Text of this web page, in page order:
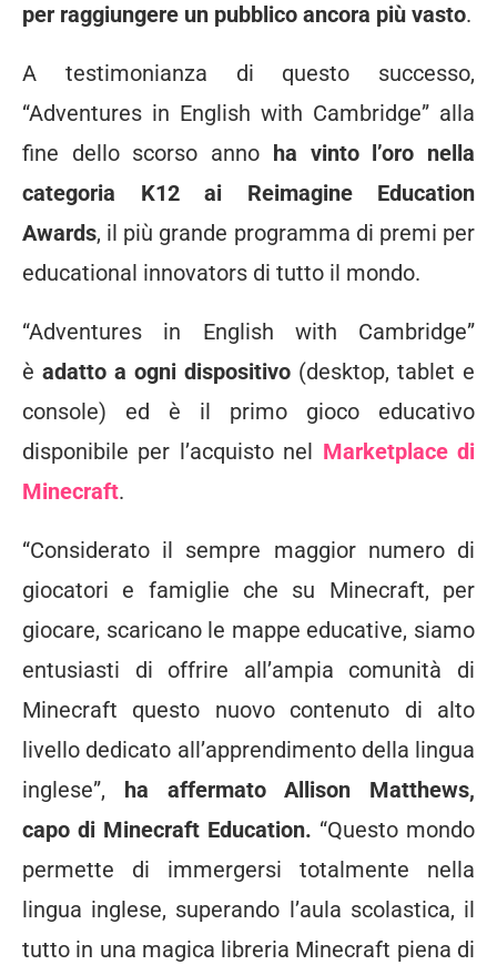
per raggiungere un pubblico ancora più vasto.
A testimonianza di questo successo,
“Adventures in English with Cambridge” alla
fine dello scorso anno
ha vinto l’oro nella
categoria K12 ai Reimagine Education
Awards, il più grande programma di premi per
educational innovators di tutto il mondo.
“Adventures in English with Cambridge”
è adatto a ogni dispositivo (desktop, tablet e
console) ed è il primo gioco educativo
disponibile per l’acquisto nel Marketplace di
Minecraft.
“Considerato il sempre maggior numero di
giocatori e famiglie che su Minecraft, per
giocare, scaricano le mappe educative, siamo
entusiasti di offrire all’ampia comunità di
Minecraft questo nuovo contenuto di alto
livello dedicato all’apprendimento della lingua
inglese”,
ha affermato Allison Matthews,
capo di Minecraft Education. “Questo mondo
permette di immergersi totalmente nella
lingua inglese, superando l’aula scolastica, il
tutto in una magica libreria Minecraft piena di